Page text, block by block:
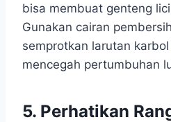
bisa membuat genteng
Gunakan cairan
semprotkan larutan
mencegah pertumbuhan
5. Perhatikan